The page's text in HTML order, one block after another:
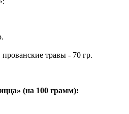
травы - 70 гр.
(на 100 грамм):